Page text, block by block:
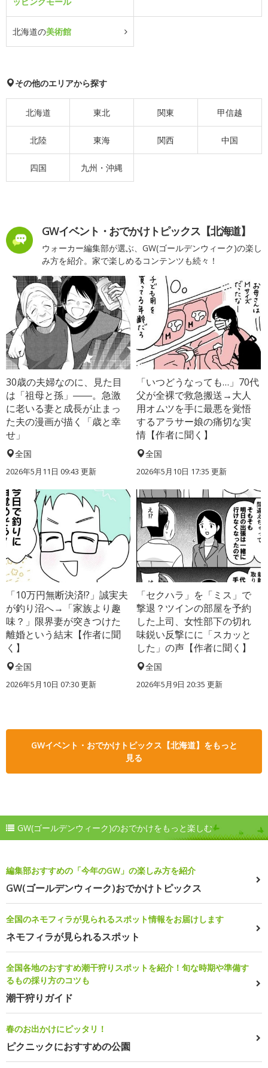
北海道の美術館
その他のエリアから探す
北海道 東北 関東 甲信越
北陸 東海 関西 中国
四国 九州・沖縄
GWイベント・おでかけトピックス【北海道】
ウォーカー編集部が選ぶ、GW(ゴールデンウィーク)の楽し
み方を紹介。家で楽しめるコンテンツも続々！
30歳の夫婦なのに、見た目
は「祖母と孫」――。急激
に老いる妻と成長が止まっ
た夫の漫画が描く「歳と幸
せ」
全国
2026年5月11日 09:43 更新
「いつどうなっても…」70代
父が全裸で救急搬送→大人
用オムツを手に最悪を覚悟
するアラサー娘の痛切な実
情【作者に聞く】
全国
2026年5月10日 17:35 更新
「10万円無断決済!?」誠実夫
が釣り沼へ→「家族より趣
味？」限界妻が突きつけた
離婚という結末【作者に聞
く】
全国
2026年5月10日 07:30 更新
「セクハラ」を「ミス」で
撃退？ツインの部屋を予約
した上司、女性部下の切れ
味鋭い反撃にに「スカッと
した」の声【作者に聞く】
全国
2026年5月9日 20:35 更新
GWイベント・おでかけトピックス【北海道】をもっと
見る
GW(ゴールデンウィーク)のおでかけをもっと楽しむ
編集部おすすめの「今年のGW」の楽しみ方を紹介
GW(ゴールデンウィーク)おでかけトピックス
全国のネモフィラが見られるスポット情報をお届けします
ネモフィラが見られるスポット
全国各地のおすすめ潮干狩りスポットを紹介！旬な時期や準備す
るもの採り方のコツも
潮干狩りガイド
春のお出かけにピッタリ！
ピクニックにおすすめの公園